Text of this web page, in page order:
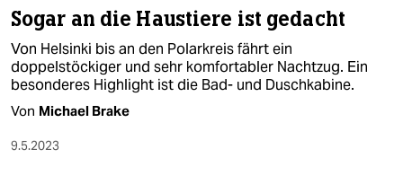
Sogar an die Haustiere ist gedacht
Von Helsinki bis an den Polarkreis fährt ein
doppelstöckiger und sehr komfortabler Nachtzug. Ein
besonderes Highlight ist die Bad- und Duschkabine.
Von Michael Brake
9.5.2023